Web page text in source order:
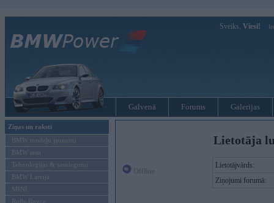
Sveiks, Viesi!
Galvenā Forums Galerijas
Ziņas un raksti
BMW modeļu jaunumi
BMW testi
Tehnoloģijas & sasniegumi
BMW Latvijā
MINI
Rolls-Royce
Lietotāja
Lietotājvārds:
Ziņojumi forumā: